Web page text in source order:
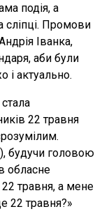
подія, а
сліпці. Промови
Іванка,
аби були
і актуально.
22 травня
будучи головою
обласне
травня, а мене
22 травня?»